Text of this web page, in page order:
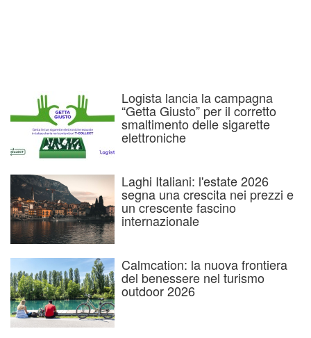
Logista lancia la campagna
“Getta Giusto” per il corretto
smaltimento delle sigarette
elettroniche
Laghi Italiani: l'estate 2026
segna una crescita nei prezzi e
un crescente fascino
internazionale
Calmcation: la nuova frontiera
del benessere nel turismo
outdoor 2026